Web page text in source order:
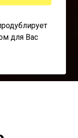
для Вас